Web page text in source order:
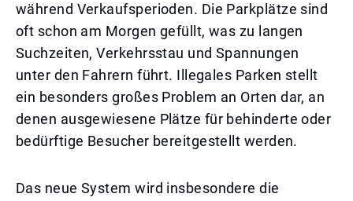
während Verkaufsperioden. Die Parkplätze sind
oft schon am Morgen gefüllt, was zu langen
Suchzeiten, Verkehrsstau und Spannungen
unter den Fahrern führt. Illegales Parken stellt
ein besonders großes Problem an Orten dar, an
denen ausgewiesene Plätze für behinderte oder
bedürftige Besucher bereitgestellt werden.
Das neue System wird insbesondere die